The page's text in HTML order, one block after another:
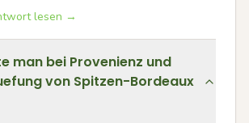
lesen →
man bei Provenienz und
von Spitzen-Bordeaux